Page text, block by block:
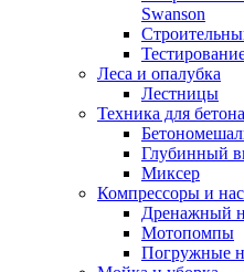
Swanson
Леса и опалубка
Лестницы
Техника для бетона
Глубинный
Миксер
Компрессоры и
Дренажный
Мотопомпы
Погружные